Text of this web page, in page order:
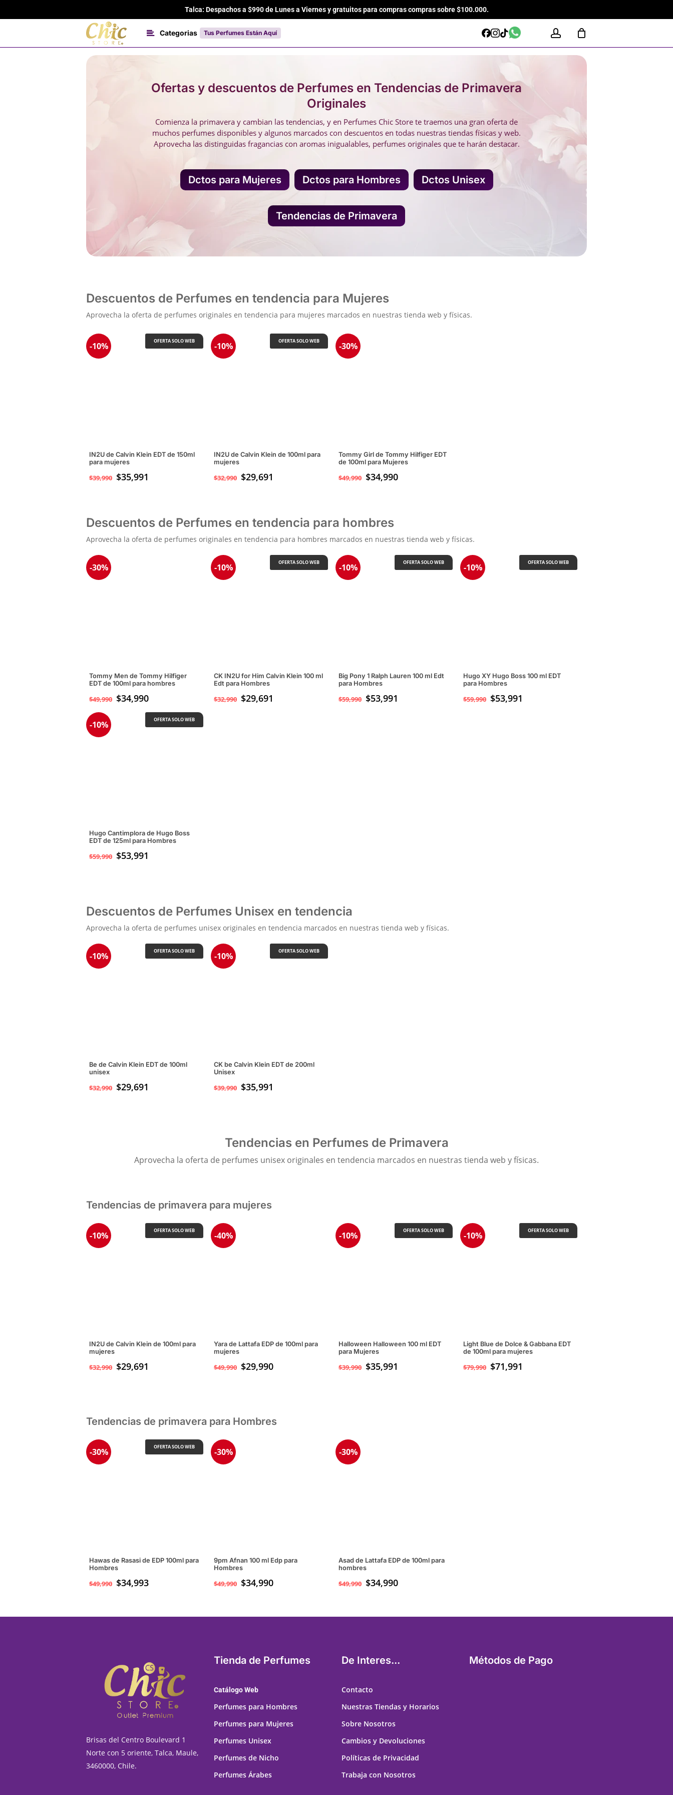
to
content
Talca: Despachos a $990 de Lunes a Viernes y gratuitos para compras compras sobre $100.000.
Categorias Tus Perfumes Están Aquí account
Facebook
Instagram
Tiktok
WhatsApp
Ofertas y descuentos de Perfumes en Tendencias de Primavera
Originales
Comienza la primavera y cambian las tendencias, y en Perfumes Chic Store te traemos una gran oferta de
muchos perfumes disponibles y algunos marcados con descuentos en todas nuestras tiendas físicas y web.
Aprovecha las distinguidas fragancias con aromas inigualables, perfumes originales que te harán destacar.
Dctos para Mujeres Dctos para Hombres Dctos Unisex
Tendencias de Primavera
Descuentos de Perfumes en tendencia para Mujeres
Aprovecha la oferta de perfumes originales en tendencia para mujeres marcados en nuestras tienda web y físicas.
-10% OFERTA SOLO WEB
IN2U de Calvin Klein EDT de 150ml
para mujeres
$39,990 $35,991
-10% OFERTA SOLO WEB
IN2U de Calvin Klein de 100ml para
mujeres
$32,990 $29,691
-30%
Tommy Girl de Tommy Hilfiger EDT
de 100ml para Mujeres
$49,990 El
$49,990.
$34,990El
Descuentos de Perfumes en tendencia para hombres
Aprovecha la oferta de perfumes originales en tendencia para hombres marcados en nuestras tienda web y físicas.
-30%
Tommy Men de Tommy Hilfiger
EDT de 100ml para hombres
$49,990 El
$34,990El
actual
es:
-10% OFERTA SOLO WEB
CK IN2U for Him Calvin Klein 100 ml
Edt para Hombres
$32,990 $29,691
-10% OFERTA SOLO WEB
Big Pony 1 Ralph Lauren 100 ml Edt
para Hombres
$59,990 $53,991
-10% OFERTA SOLO WEB
Hugo XY Hugo Boss 100 ml EDT
para Hombres
$59,990 $53,991
-10% OFERTA SOLO WEB
Hugo Cantimplora de Hugo Boss
EDT de 125ml para Hombres
$59,990 $53,991
Descuentos de Perfumes Unisex en tendencia
Aprovecha la oferta de perfumes unisex originales en tendencia marcados en nuestras tienda web y físicas.
-10% OFERTA SOLO WEB
Be de Calvin Klein EDT de 100ml
unisex
$32,990 $29,691
-10% OFERTA SOLO WEB
CK be Calvin Klein EDT de 200ml
Unisex
$39,990 $35,991
Tendencias en Perfumes de Primavera
Aprovecha la oferta de perfumes unisex originales en tendencia marcados en nuestras tienda web y físicas.
Tendencias de primavera para mujeres
-10% OFERTA SOLO WEB
IN2U de Calvin Klein de 100ml para
mujeres
$32,990 $29,691
-40%
Yara de Lattafa EDP de 100ml para
mujeres
$49,990 El
$29,990El
-10% OFERTA SOLO WEB
Halloween Halloween 100 ml EDT
para Mujeres
$39,990 $35,991
-10% OFERTA SOLO WEB
Light Blue de Dolce & Gabbana EDT
de 100ml para mujeres
$79,990 $71,991
Tendencias de primavera para Hombres
OFERTA SOLO WEB
-30%
Hawas de Rasasi de EDP 100ml para
Hombres
$49,990 $34,993
-30%
9pm Afnan 100 ml Edp para
Hombres
$49,990 El
era:
$34,990El
es:
-30%
Asad de Lattafa EDP de 100ml para
hombres
$49,990 El
era:
$34,990El
es:
Brisas del Centro Boulevard 1
Norte con 5 oriente, Talca, Maule,
3460000, Chile.
Tienda de Perfumes
Catálogo Web
Perfumes para Hombres
Perfumes para Mujeres
Perfumes Unisex
Perfumes de Nicho
Perfumes Árabes
De Interes...
Contacto
Nuestras Tiendas y Horarios
Sobre Nosotros
Cambios y Devoluciones
Políticas de Privacidad
Trabaja con Nosotros
Métodos de Pago